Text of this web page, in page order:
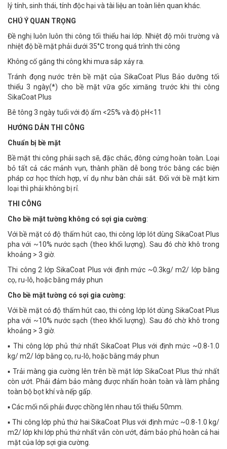
lý tính, sinh thái, tính độc hại và tài liệu an toàn liên quan khác.
CHÚ Ý QUAN TRỌNG
Đề nghị luôn luôn thi công tối thiểu hai lớp. Nhiệt độ môi trường và
nhiệt độ bề mặt phải dưới 35°C trong quá trình thi công
Không cố gắng thi công khi mưa sắp xảy ra.
Tránh đọng nước trên bề mặt của SikaCoat Plus Bảo dưỡng tối
thiểu 3 ngày(*) cho bề mặt vữa gốc ximăng trước khi thi công
SikaCoat Plus
Bê tông 3 ngày tuổi với độ ẩm <25% và độ pH<11
HƯỚNG DẪN THI CÔNG
Chuẩn bị bề mặt
Bề mặt thi công phải sạch sẽ, đặc chắc, đông cứng hoàn toàn. Loại
bỏ tất cả các mảnh vụn, thành phần dễ bong tróc bằng các biện
pháp cơ học thích hợp, ví dụ như bàn chải sắt. Đối với bề mặt kim
loại thì phải không bị rỉ.
THI CÔNG
Cho bề mặt tường không có sợi gia cường:
Với bề mặt có độ thấm hút cao, thi công lớp lót dùng SikaCoat Plus
pha với ~10% nước sạch (theo khối lượng). Sau đó chờ khô trong
khoảng > 3 giờ.
Thi công 2 lớp SikaCoat Plus với định mức ~0.3kg/ m2/ lớp bằng
cọ, ru-lô, hoặc bằng máy phun
Cho bề mặt tường có sợi gia cường:
Với bề mặt có độ thấm hút cao, thi công lớp lót dùng SikaCoat Plus
pha với ~10% nước sạch (theo khối lượng). Sau đó chờ khô trong
khoảng > 3 giờ.
▪ Thi công lớp phủ thứ nhất SikaCoat Plus với định mức ~0.8-1.0
kg/ m2/ lớp bằng cọ, ru-lô, hoặc bằng máy phun
▪ Trải màng gia cường lên trên bề mặt lớp SikaCoat Plus thứ nhất
còn ướt. Phải đảm bảo màng được nhấn hoàn toàn và làm phẳng
toàn bộ bọt khí và nếp gấp.
▪ Các mối nối phải được chồng lên nhau tối thiểu 50mm.
▪ Thi công lớp phủ thứ hai SikaCoat Plus với định mức ~0.8-1.0 kg/
m2/ lớp khi lớp phủ thứ nhất vẫn còn ướt, đảm bảo phủ hoàn cả hai
mặt của lớp sợi gia cường.